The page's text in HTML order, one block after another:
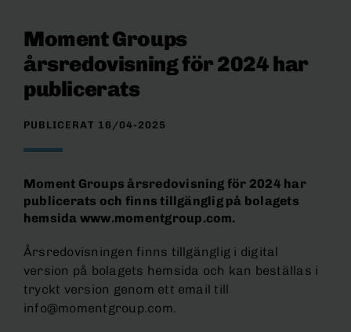
Moment Groups
årsredovisning för 2024 har
publicerats
PUBLICERAT 16/04-2025
Moment Groups årsredovisning för 2024 har
publicerats och finns tillgänglig på bolagets
hemsida www.momentgroup.com.
Årsredovisningen finns tillgänglig i digital
version på bolagets hemsida och kan beställas i
tryckt version genom ett email till
info@momentgroup.com.